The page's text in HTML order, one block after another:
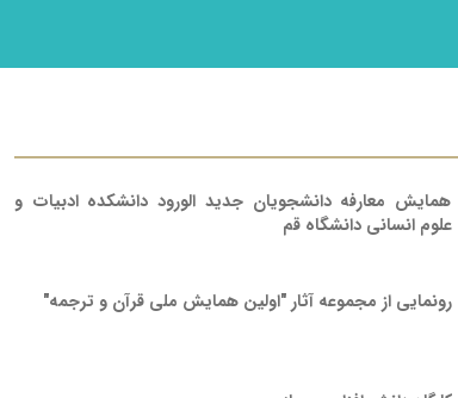
همایش معارفه دانشجویان جدید الورود دانشکده ادبیات و
علوم انسانی دانشگاه قم
رونمایی از مجموعه آثار "اولین همایش ملی قرآن و ترجمه"